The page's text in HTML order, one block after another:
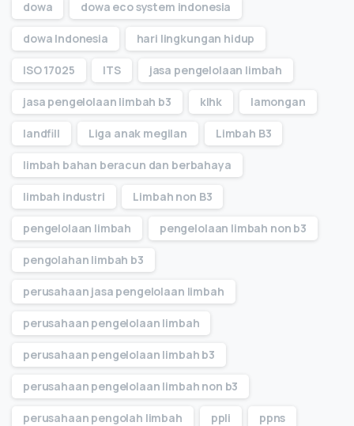
dowa dowa eco system indonesia
dowa Indonesia hari lingkungan hidup
ISO 17025 ITS jasa pengelolaan limbah
jasa pengelolaan limbah b3 klhk lamongan
landfill Liga anak megilan Limbah B3
limbah bahan beracun dan berbahaya
limbah industri Limbah non B3
pengelolaan limbah pengelolaan limbah non b3
pengolahan limbah b3
perusahaan jasa pengelolaan limbah
perusahaan pengelolaan limbah
perusahaan pengelolaan limbah b3
perusahaan pengelolaan limbah non b3
perusahaan pengolah limbah ppli ppns